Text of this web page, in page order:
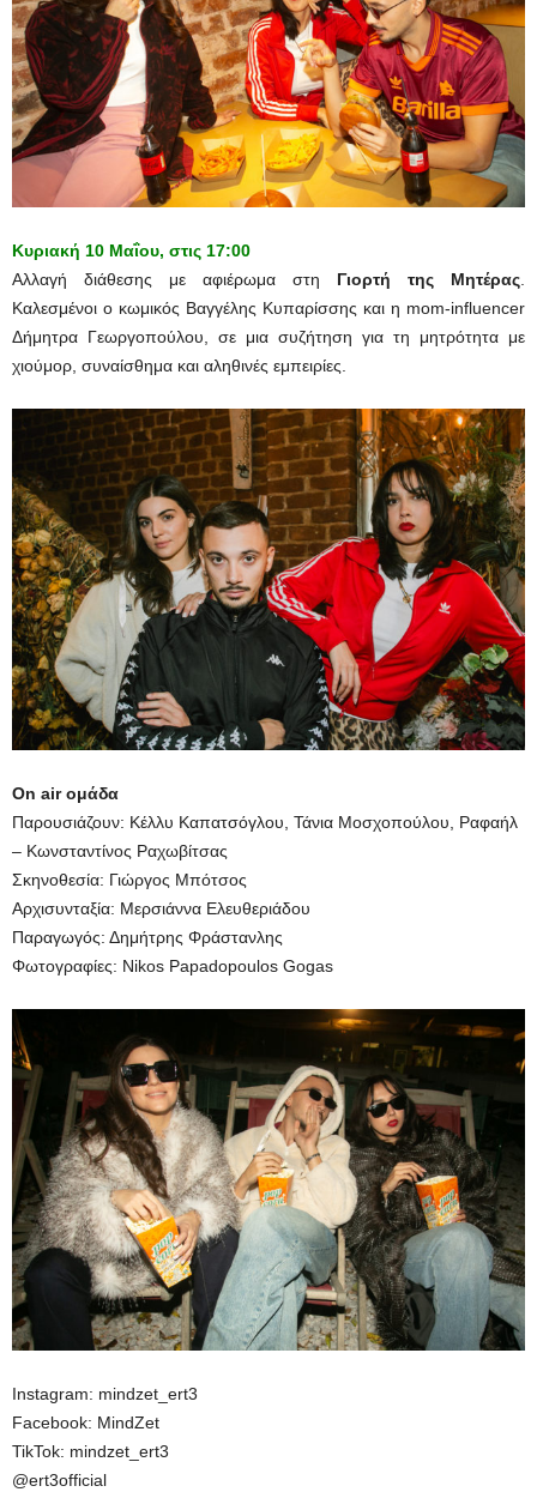
Κυριακή 10 Μαΐου, στις 17:00
Αλλαγή διάθεσης με αφιέρωμα στη Γιορτή της Μητέρας
Καλεσμένοι ο κωμικός Βαγγέλης Κυπαρίσσης και η mom-influencer
Δήμητρα Γεωργοπούλου, σε μια συζήτηση για τη μητρότητα με
χιούμορ, συναίσθημα και αληθινές εμπειρίες.
On air ομάδα
Παρουσιάζουν: Κέλλυ Καπατσόγλου, Τάνια Μοσχοπούλου, Ραφαήλ
– Κωνσταντίνος Ραχωβίτσας
Σκηνοθεσία: Γιώργος Μπότσος
Αρχισυνταξία: Μερσιάννα Ελευθεριάδου
Παραγωγός: Δημήτρης Φράστανλης
Φωτογραφίες: Nikos Papadopoulos Gogas
Instagram: mindzet_ert3
Facebook: MindZet
TikTok: mindzet_ert3
@ert3official